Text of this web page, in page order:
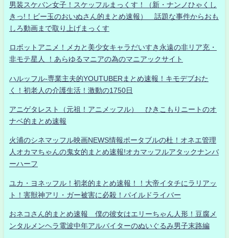
男装スケバン女子！スケッフルまっくす！（新・ナンノひゃくし
きっ!！ビー玉のおいぬさん的まとめ速報） 話題な事件からおも
しろ動画まで取り上げまっくす
ロボットアニメ！メカと美少女キャラだいすき永遠の非リア充・
非モテ星人 ！あらゆるマニアの為のマニアックサイト
ハルッフル-専業主夫的YOUTUBERまとめ速報！キモデブおた
く！初老人の介護生活！激動の1750日
アニゲタレスト（元祖！アニメッフル） ひきこもりニートのオ
ナベ的まとめ速報
火浦のシネマッフル映画NEWS情報ポータブルの杜！オネエ管理
人オカマちゃんの鬼女的まとめ速報!オカマッフルアタックナンバ
ーハーフ
ユカ・ヨネッフル！初老的まとめ速報！！大帝イタチにラリアッ
ト！害獣神アリ・ガー被害に必殺！パイルドライバー
おネコさん的まとめ速報 僕の彼女はエリーちゃん人形！豆腐メ
ンタルメンヘラ電波中年アルバイターのぬいぐるみ男子末路編